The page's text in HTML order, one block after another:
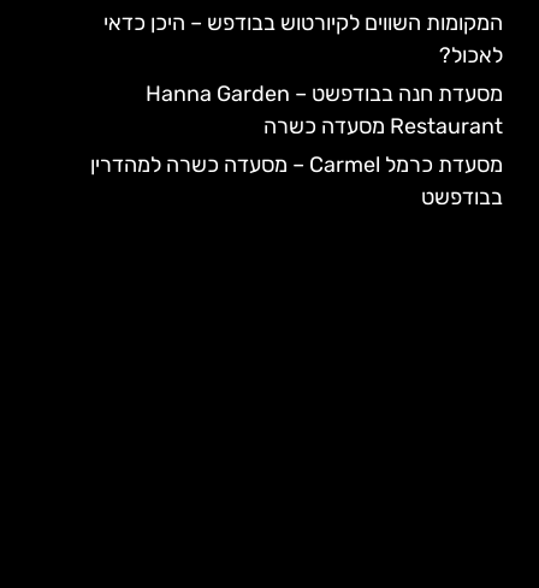
המקומות השווים לקיורטוש בבודפש – היכן כדאי
לאכול?
מסעדת חנה בבודפשט – Hanna Garden
Restaurant מסעדה כשרה
מסעדת כרמל Carmel – מסעדה כשרה למהדרין
בבודפשט